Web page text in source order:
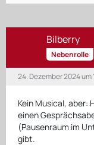
Bilberry
Nebenrolle
24. Dezember 2024 um
Kein Musical, aber:
einen
(Pausenraum im
gibt.